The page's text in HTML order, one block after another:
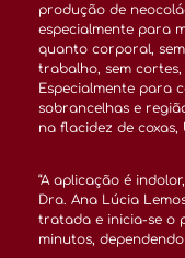
produção de
especialmente para
quanto corporal,
trabalho, sem cortes,
Especialmente para
sobrancelhas e
na flacidez de coxas,
“A aplicação é
Dra. Ana Lúcia
tratada e inicia-se o
minutos,